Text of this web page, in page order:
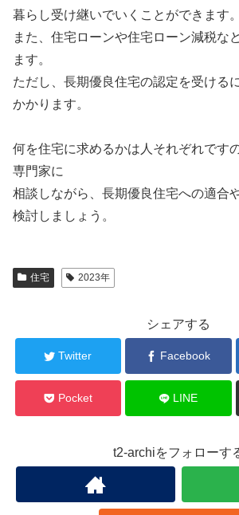
暮らし受け継いでいくことができます。
また、住宅ローンや住宅ローン減税な
ます。
ただし、長期優良住宅の認定を受ける
かかります。
何を住宅に求めるかは人それぞれです
専門家に
相談しながら、長期優良住宅への適合
検討しましょう。
住宅 2023年
シェアする
Twitter Facebook
Pocket LINE
t2-archiをフォローす